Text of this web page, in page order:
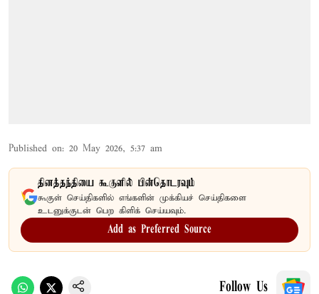
Published on: 20 May 2026, 5:37 am
தினத்தந்தியை கூகுளில் பின்தொடரவும்
கூகுள் செய்திகளில் எங்களின் முக்கியச் செய்திகளை
உடனுக்குடன் பெற கிளிக் செய்யவும்.
Add as Preferred Source
Follow Us